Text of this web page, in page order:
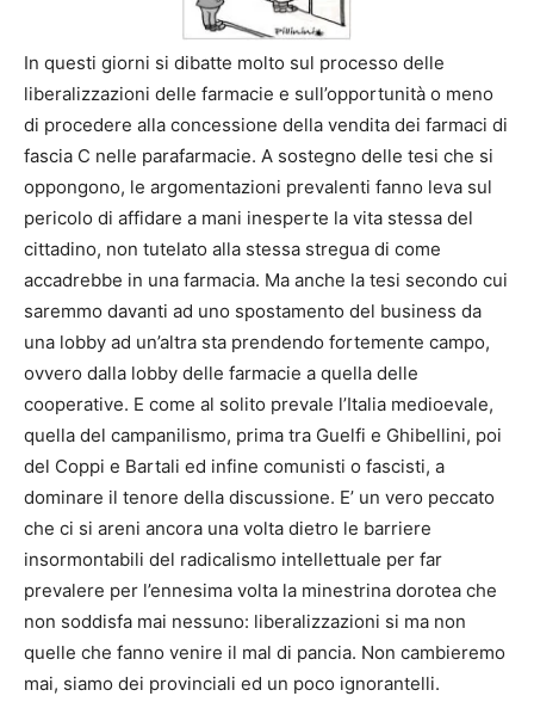
In questi giorni si dibatte molto sul processo delle
liberalizzazioni delle farmacie e sull’opportunità o meno
di procedere alla concessione della vendita dei farmaci di
fascia C nelle parafarmacie. A sostegno delle tesi che si
oppongono, le argomentazioni prevalenti fanno leva sul
pericolo di affidare a mani inesperte la vita stessa del
cittadino, non tutelato alla stessa stregua di come
accadrebbe in una farmacia. Ma anche la tesi secondo cui
saremmo davanti ad uno spostamento del business da
una lobby ad un’altra sta prendendo fortemente campo,
ovvero dalla lobby delle farmacie a quella delle
cooperative. E come al solito prevale l’Italia medioevale,
quella del campanilismo, prima tra Guelfi e Ghibellini, poi
del Coppi e Bartali ed infine comunisti o fascisti, a
dominare il tenore della discussione. E’ un vero peccato
che ci si areni ancora una volta dietro le barriere
insormontabili del radicalismo intellettuale per far
prevalere per l’ennesima volta la minestrina dorotea che
non soddisfa mai nessuno: liberalizzazioni si ma non
quelle che fanno venire il mal di pancia. Non cambieremo
mai, siamo dei provinciali ed un poco ignorantelli.